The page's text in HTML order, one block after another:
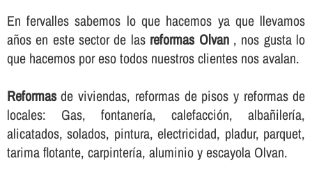
En fervalles sabemos lo que hacemos ya que llevamos
años en este sector de las reformas Olvan, nos gusta lo
que hacemos por eso todos nuestros clientes nos avalan.
Reformasde viviendas, reformas de pisos y reformas de
locales: Gas, fontanerí­a, calefacción, albañilerí­a,
alicatados, solados, pintura, electricidad, pladur, parquet,
tarima flotante, carpinterí­a, aluminio y escayola Olvan.